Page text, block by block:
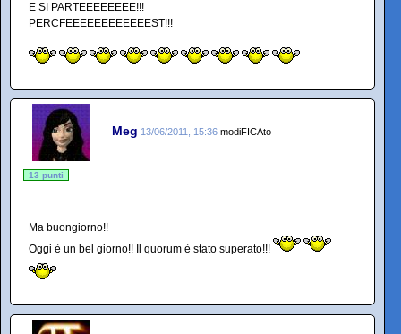
E SI PARTEEEEEEEE!!!
PERCFEEEEEEEEEEEEST!!!
Meg 13/06/2011, 15:36 modiFICAto
13 punti
Ma buongiorno!!
Oggi è un bel giorno!! Il quorum è stato superato!!!